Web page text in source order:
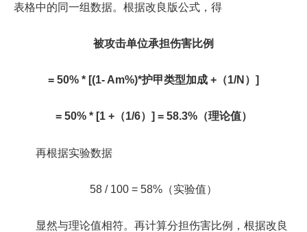
表格中的同一组数据。根据改良版公式，得
被攻击单位承担伤害比例
= 50% * [(1- Am%)*护甲类型加成 +（1/N）]
= 50% * [1 +（1/6）] = 58.3%（理论值）
再根据实验数据
58 / 100 = 58%（实验值）
显然与理论值相符。再计算分担伤害比例，根据改良